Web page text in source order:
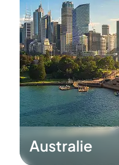
Australie